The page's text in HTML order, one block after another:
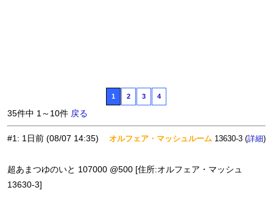
1 2 3 4
35件中 1～10件 戻る
#1: 1日前 (08/07 14:35) オルフェア・マッシュルーム 13630-3 (詳細)
超あまつゆのいと 107000 @500 [住所:オルフェア・マッシュ
13630-3]